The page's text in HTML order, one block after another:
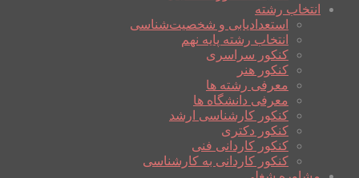
انتخاب رشته
استعدادیابی و شخصیت‌شناسی
انتخاب رشته پایه نهم
کنکور سراسری
کنکور هنر
معرفی رشته ها
معرفی دانشگاه ها
کنکور کارشناسی ارشد
کنکور دکتری
کنکور کاردانی فنی
کنکور کاردانی به کارشناسی